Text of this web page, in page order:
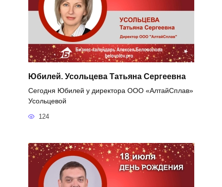
Юбилей. Усольцева Татьяна Сергеевна
Сегодня Юбилей у директора ООО «АлтайСплав»
Усольцевой
124